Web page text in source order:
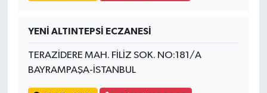
YENİ ALTINTEPSİ ECZANESİ
TERAZİDERE MAH. FİLİZ SOK. NO:181/A
BAYRAMPAŞA-İSTANBUL